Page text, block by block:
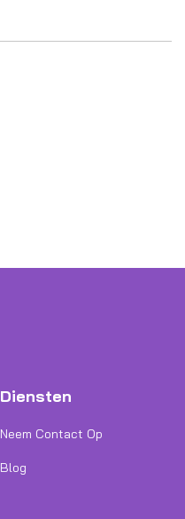
Diensten
Neem Contact Op
Blog